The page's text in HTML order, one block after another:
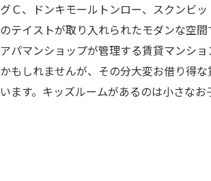
グＣ、ドンキモールトンロー、スクンビ
のテイストが取り入れられたモダンな空間
アパマンショップが管理する賃貸マンシ
かもしれませんが、その分大変お借り得
います。キッズルームがあるのは小さな